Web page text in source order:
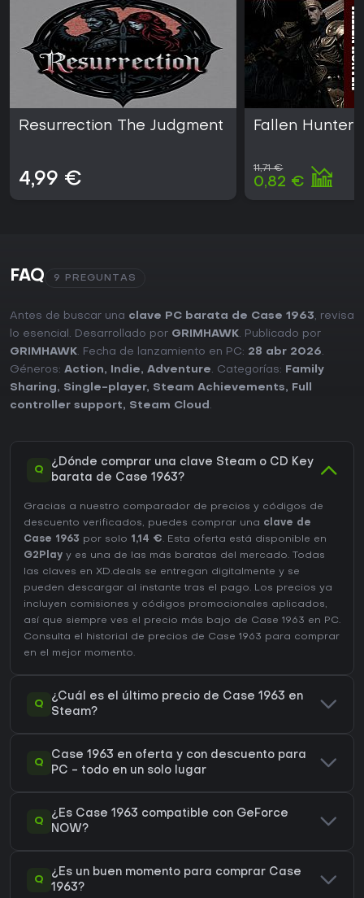
Resurrection The Judgment
4,99 €
Fallen Hunter
11,71 €
0,82 €
FAQ 9 PREGUNTAS
Antes de buscar una clave PC barata de Case 1963, revisa
lo esencial. Desarrollado por GRIMHAWK. Publicado por
GRIMHAWK. Fecha de lanzamiento en PC: 28 abr 2026.
Géneros: Action, Indie, Adventure. Categorías:
Family
Sharing, Single-player, Steam Achievements,
Full
controller support, Steam Cloud .
Q
¿Dónde comprar una clave Steam o CD Key
barata de Case 1963?
Gracias a nuestro comparador de precios y códigos de
descuento verificados, puedes comprar una clave de
Case 1963 por solo 1,14 €. Esta oferta está disponible en
G2Play y es una de las más baratas del mercado. Todas
las claves en XD.deals se entregan digitalmente y se
pueden descargar al instante tras el pago. Los precios ya
incluyen comisiones y códigos promocionales aplicados,
así que siempre ves el precio más bajo de Case 1963 en PC.
Consulta el
historial de precios de Case 1963 para comprar
en el mejor momento.
Q
¿Cuál es el último precio de Case 1963 en
Steam?
Q
Case 1963 en oferta y con descuento para
PC - todo en un solo lugar
Q
¿Es Case 1963 compatible con GeForce
NOW?
Q
¿Es un buen momento para comprar Case
1963?